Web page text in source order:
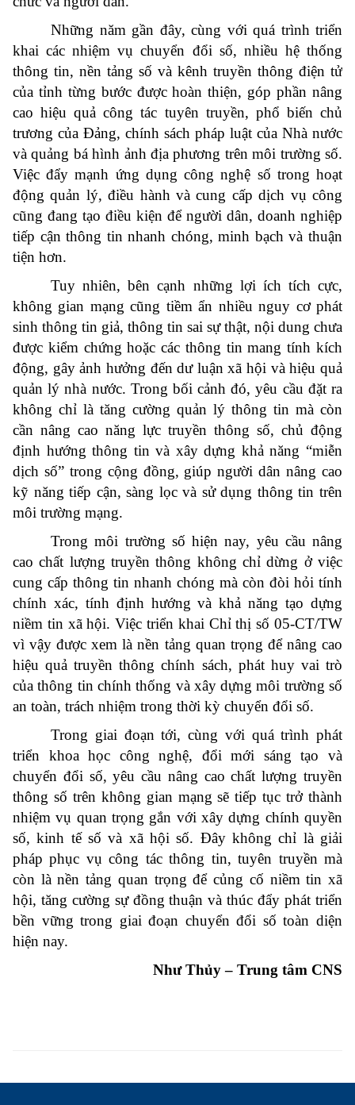
Những năm gần đây, cùng với quá trình triển
khai các nhiệm vụ chuyển đổi số, nhiều hệ thống
thông tin, nền tảng số và kênh truyền thông điện tử
của tỉnh từng bước được hoàn thiện, góp phần nâng
cao hiệu quả công tác tuyên truyền, phổ biến chủ
trương của Đảng, chính sách pháp luật của Nhà nước
và quảng bá hình ảnh địa phương trên môi trường số.
Việc đẩy mạnh ứng dụng công nghệ số trong hoạt
động quản lý, điều hành và cung cấp dịch vụ công
cũng đang tạo điều kiện để người dân, doanh nghiệp
tiếp cận thông tin nhanh chóng, minh bạch và thuận
tiện hơn.
Tuy nhiên, bên cạnh những lợi ích tích cực,
không gian mạng cũng tiềm ẩn nhiều nguy cơ phát
sinh thông tin giả, thông tin sai sự thật, nội dung chưa
được kiểm chứng hoặc các thông tin mang tính kích
động, gây ảnh hưởng đến dư luận xã hội và hiệu quả
quản lý nhà nước. Trong bối cảnh đó, yêu cầu đặt ra
không chỉ là tăng cường quản lý thông tin mà còn
cần nâng cao năng lực truyền thông số, chủ động
định hướng thông tin và xây dựng khả năng “miễn
dịch số” trong cộng đồng, giúp người dân nâng cao
kỹ năng tiếp cận, sàng lọc và sử dụng thông tin trên
môi trường mạng.
Trong môi trường số hiện nay, yêu cầu nâng
cao chất lượng truyền thông không chỉ dừng ở việc
cung cấp thông tin nhanh chóng mà còn đòi hỏi tính
chính xác, tính định hướng và khả năng tạo dựng
niềm tin xã hội. Việc triển khai Chỉ thị số 05-CT/TW
vì vậy được xem là nền tảng quan trọng để nâng cao
hiệu quả truyền thông chính sách, phát huy vai trò
của thông tin chính thống và xây dựng môi trường số
an toàn, trách nhiệm trong thời kỳ chuyển đổi số.
Trong giai đoạn tới, cùng với quá trình phát
triển khoa học công nghệ, đổi mới sáng tạo và
chuyển đổi số, yêu cầu nâng cao chất lượng truyền
thông số trên không gian mạng sẽ tiếp tục trở thành
nhiệm vụ quan trọng gắn với xây dựng chính quyền
số, kinh tế số và xã hội số. Đây không chỉ là giải
pháp phục vụ công tác thông tin, tuyên truyền mà
còn là nền tảng quan trọng để củng cố niềm tin xã
hội, tăng cường sự đồng thuận và thúc đẩy phát triển
bền vững trong giai đoạn chuyển đổi số toàn diện
hiện nay.
Như Thủy – Trung tâm CNS